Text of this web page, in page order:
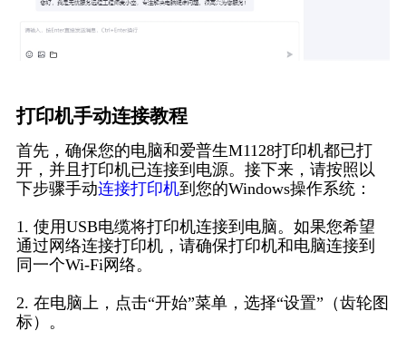
打印机手动连接教程
首先，确保您的电脑和爱普生M1128打印机都已打
开，并且打印机已连接到电源。接下来，请按照以
下步骤手动连接打印机到您的Windows操作系统：
1. 使用USB电缆将打印机连接到电脑。如果您希望
通过网络连接打印机，请确保打印机和电脑连接到
同一个Wi-Fi网络。
2. 在电脑上，点击“开始”菜单，选择“设置”（齿轮图
标）。